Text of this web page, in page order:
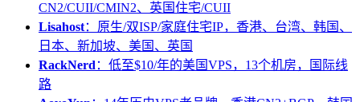
CN2/CUII/CMIN2、英国住宅/CUII
Lisahost：原生/双ISP/家庭住宅IP，香港、台湾、韩国、
日本、新加坡、美国、英国
RackNerd ：低至$10/年的美国VPS，13个机房，国际线
路